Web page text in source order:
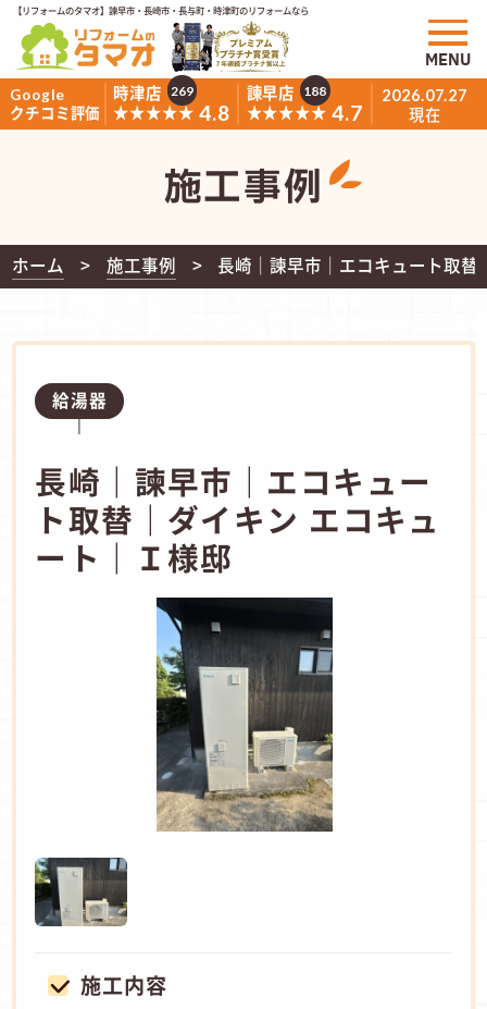
【リフォームのタマオ】諫早市・長崎市・長与町・時津町のリフォームなら
Google
クチコミ評価
時津店
★★★★★ 4.8
269
諫早店
★★★★★ 4.7
188 2026.07.27
現在
MENU
施工事例
ホーム 施工事例 長崎｜諫早市｜エコキュート取
給湯器
長崎｜諫早市｜エコキュー
ト取替｜ダイキン エコキュ
ート｜Ｉ様邸
施工内容